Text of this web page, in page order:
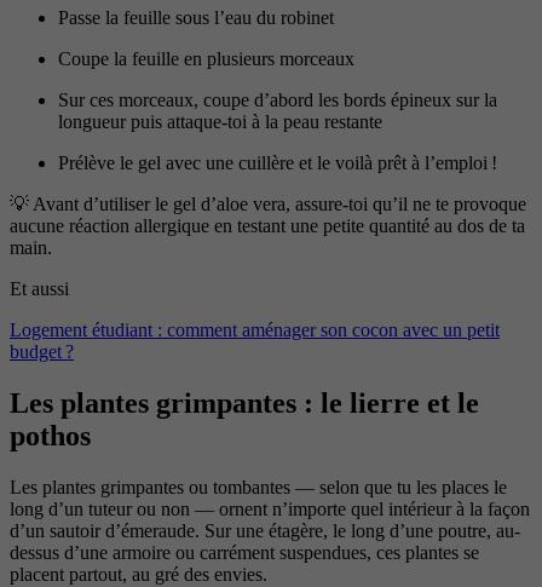
Passe la feuille sous l’eau du robinet
Coupe la feuille en plusieurs morceaux
Sur ces morceaux, coupe d’abord les bords épineux sur la
longueur puis attaque-toi à la peau restante
Prélève le gel avec une cuillère et le voilà prêt à l’emploi !
💡 Avant d’utiliser le gel d’aloe vera, assure-toi qu’il ne te provoque
aucune réaction allergique en testant une petite quantité au dos de ta
main.
Et aussi
Logement étudiant : comment aménager son cocon avec un petit
budget ?
Les plantes grimpantes : le lierre et le
pothos
Les plantes grimpantes ou tombantes — selon que tu les places le
long d’un tuteur ou non — ornent n’importe quel intérieur à la façon
d’un sautoir d’émeraude. Sur une étagère, le long d’une poutre, au-
dessus d’une armoire ou carrément suspendues, ces plantes se
placent partout, au gré des envies.